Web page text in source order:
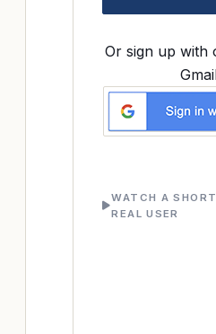
Or sign up with
WATCH A
REAL USER